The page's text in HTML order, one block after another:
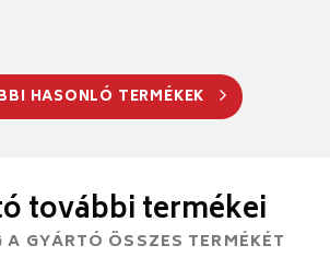
HASONLÓ TERMÉKEK
további termékei
A GYÁRTÓ ÖSSZES TERMÉKÉT